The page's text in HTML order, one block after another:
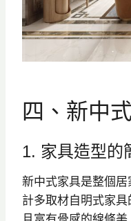
四、新中
1. 家具造型的
新中式家具是整個
計多取材自明式家